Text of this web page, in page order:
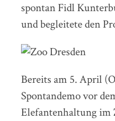
spontan Fidl
und begleitete den
Bereits am 5. April
Spontandemo vor
Elefantenhaltung im